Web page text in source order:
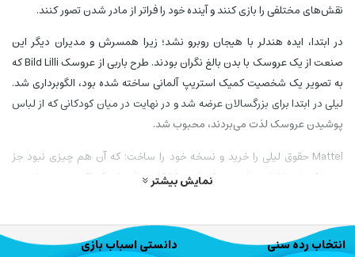
نقش‌های مختلفی را بازی کنند و آینده خود را فراتر از مادر شدن تصور کنند.
در ابتدا، ایده هندلر با هیجان روبرو نشد؛ زیرا همسرش و مدیران دیگر این
صنعت از یک عروسک با بدن بالغ نگران بودند. طرح باربی از عروسک Bild Lilli که
به تصویر یک شخصیت کمیک استریپ آلمانی ساخته شده بود، الگوبرداری شد.
لیلی در ابتدا برای بزرگسالان عرضه شد و در نهایت در میان کودکانی که از لباس
پوشیدن عروسک لذت می‌بردند، محبوب شد.
Mattel حقوق لیلی را خرید و نسخه خود را ساخت: که آن هم چیزی نبود جز
عروسک باربی! اولین باربی در 9 مارس 1959 معرفی شد که اکنون به عنوان روز
اولین باربی که اغلب از آن به عنوان "شماره 1" یاد می‌شود، بازتابی از سبک آن
نمایش بیشتر
انتخاب رده سنی دانستی اسباب بازی